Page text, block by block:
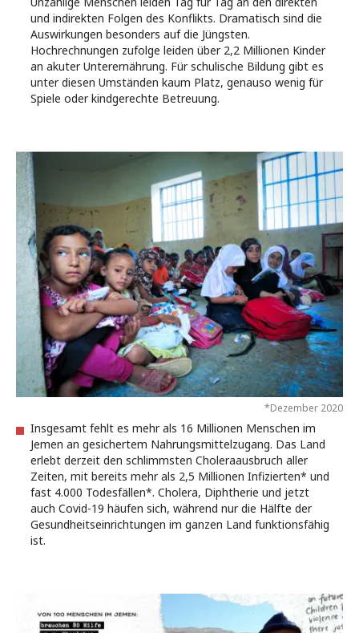
und indirekten Folgen des Konflikts. Dramatisch sind die
Auswirkungen besonders auf die Jüngsten.
Hochrechnungen zufolge leiden über 2,2 Millionen Kinder
an akuter Unterernährung. Für schulische Bildung gibt es
unter diesen Umständen kaum Platz, genauso wenig für
Spiele oder kindgerechte Betreuung.
*Dezember 2020
Insgesamt fehlt es mehr als 16 Millionen Menschen im
Jemen an gesichertem Nahrungsmittelzugang. Das Land
erlebt derzeit den schlimmsten Choleraausbruch aller
Zeiten, mit bereits mehr als 2,5 Millionen Infizierten* und
fast 4.000 Todesfällen*. Cholera, Diphtherie und jetzt
auch Covid-19 häufen sich, während nur die Hälfte der
Gesundheitseinrichtungen im ganzen Land funktionsfähig
ist.